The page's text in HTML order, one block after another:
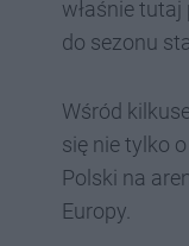
właśnie
do sezonu
Wśród
się nie tylko
Polski na
Europy.